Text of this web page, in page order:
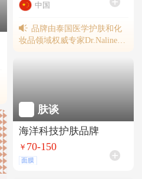
中国
品牌由泰国医学护肤和化
妆品领域权威专家Dr.Nalinee
上各大主流电商平台，同时布
局了沃尔玛、KK馆、三福时
尚百货等线下渠道。在屈臣氏
近千家门店中，品牌位列家清
类目销量第一。
肤谈
海洋科技护肤品牌
￥ 70-150
面膜